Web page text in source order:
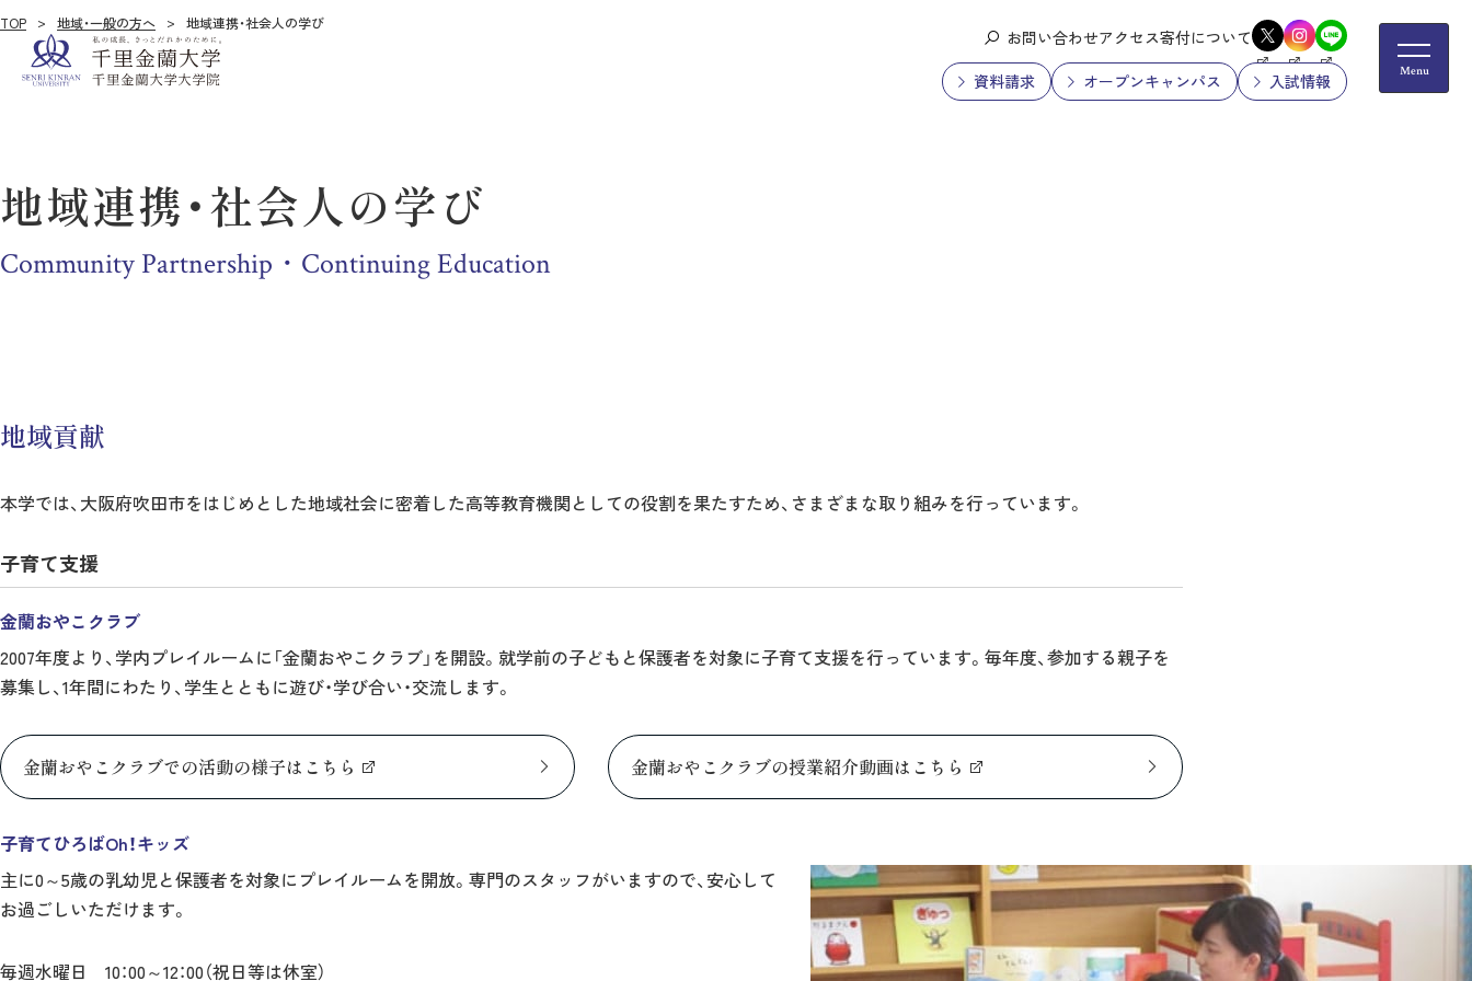
お問い合わせアクセス寄付について
資料請求 オープンキャンパス 入試情報
TOP 地域・一般の方へ 地域連携・社会人の学び
地域連携・社会人の学び
Community Partnership・Continuing Education
地域貢献
本学では、大阪府吹田市をはじめとした地域社会に密着した高等教育機関としての役割を果たすため、さまざまな取り組みを行っています。
子育て支援
金蘭おやこクラブ
2007年度より、学内プレイルームに「金蘭おやこクラブ」を開設。就学前の子どもと保護者を対象に子育て支援を行っています。毎年度、参加する親子を
募集し、1年間にわたり、学生とともに遊び・学び合い・交流します。
金蘭おやこクラブでの活動の様子はこちら 金蘭おやこクラブの授業紹介動画はこちら
子育てひろばOh！キッズ
主に0～5歳の乳幼児と保護者を対象にプレイルームを開放。専門のスタッフがいますので、安心して
お過ごしいただけます。
毎週水曜日 10：00～12：00（祝日等は休室）